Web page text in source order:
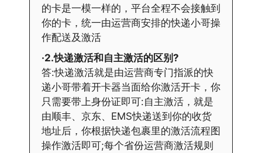
的卡是一模一样的，平台全程不会接触到
你的卡，统一由运营商安排的快递小哥操
作配送及激活
·2.快递激活和自主激活的区别?
答:快递激活就是由运营商专门指派的快
递小哥带着开卡器当面给你激活开卡，你
只需要带上身份证即可:自主激活，就是
由顺丰、京东、EMS快递送到你的收货
地址后，你根据快递包裹里的激活流程图
操作激活即可;每个省份运营商激活规则